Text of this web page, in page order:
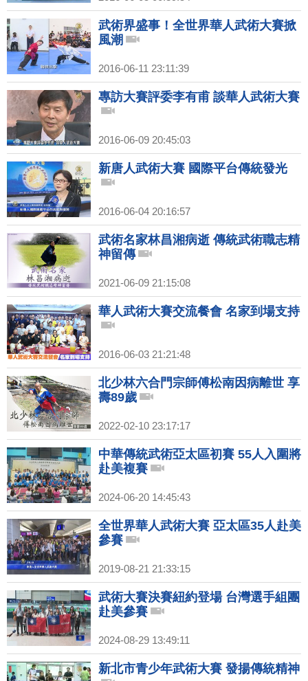
武術界盛事！全世界華人武術大賽掀
風潮
2016-06-11 23:11:39
專訪大賽評委李有甫 談華人武術大賽
2016-06-09 20:45:03
新唐人武術大賽 國際平台傳統發光
2016-06-04 20:16:57
武術名家林昌湘病逝 傳統武術職志精
神留傳
2021-06-09 21:15:08
華人武術大賽交流餐會 名家到場支持
2016-06-03 21:21:48
北少林六合門宗師傅松南因病離世 享
壽89歲
2022-02-10 23:17:17
中華傳統武術亞太區初賽 55人入圍將
赴美複賽
2024-06-20 14:45:43
全世界華人武術大賽 亞太區35人赴美
參賽
2019-08-21 21:33:15
武術大賽決賽紐約登場 台灣選手組團
赴美參賽
2024-08-29 13:49:11
新北市青少年武術大賽 發揚傳統精神